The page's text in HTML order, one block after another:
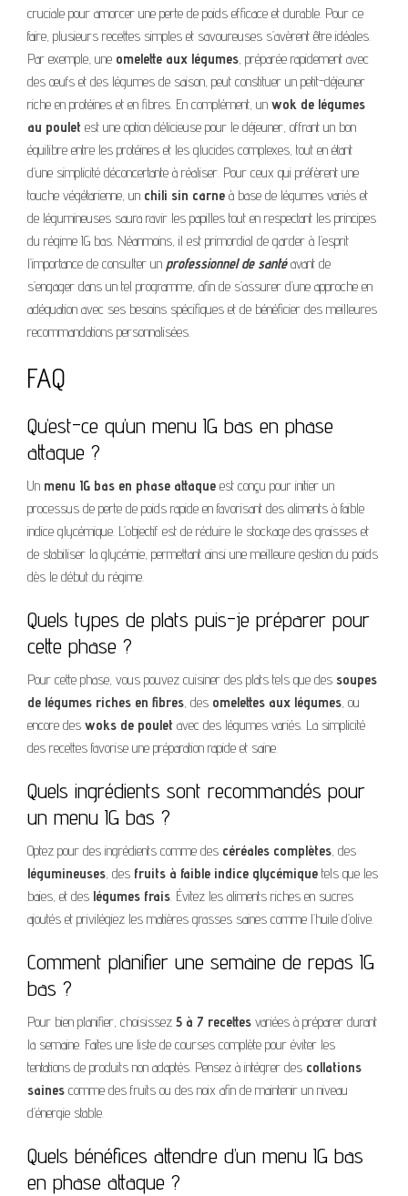
cruciale pour amorcer une perte de poids efficace et durable. Pour ce
faire, plusieurs recettes simples et savoureuses s’avèrent être idéales.
Par exemple, une omelette aux légumes, préparée rapidement avec
des œufs et des légumes de saison, peut constituer un petit-déjeuner
riche en protéines et en fibres. En complément, un wok de légumes
au poulet est une option délicieuse pour le déjeuner, offrant un bon
équilibre entre les protéines et les glucides complexes, tout en étant
d’une simplicité déconcertante à réaliser. Pour ceux qui préfèrent une
touche végétarienne, un chili sin carne à base de légumes variés et
de légumineuses saura ravir les papilles tout en respectant les principes
du régime IG bas. Néanmoins, il est primordial de garder à l’esprit
l’importance de consulter un professionnel de santéavant de
s’engager dans un tel programme, afin de s’assurer d’une approche en
adéquation avec ses besoins spécifiques et de bénéficier des meilleures
recommandations personnalisées.
FAQ
Qu’est-ce qu’un menu IG bas en phase
attaque ?
Un menu IG bas en phase attaque est conçu pour initier un
processus de perte de poids rapide en favorisant des aliments à faible
indice glycémique. L’objectif est de réduire le stockage des graisses et
de stabiliser la glycémie, permettant ainsi une meilleure gestion du poids
dès le début du régime.
Quels types de plats puis-je préparer pour
cette phase ?
Pour cette phase, vous pouvez cuisiner des plats tels que des soupes
de légumes riches en fibres, des omelettes aux légumes, ou
encore des woks de poulet avec des légumes variés. La simplicité
des recettes favorise une préparation rapide et saine.
Quels ingrédients sont recommandés pour
un menu IG bas ?
Optez pour des ingrédients comme des céréales complètes, des
légumineuses, des fruits à faible indice glycémique tels que les
baies, et des légumes frais. Évitez les aliments riches en sucres
ajoutés et privilégiez les matières grasses saines comme l’huile d’olive.
Comment planifier une semaine de repas IG
bas ?
Pour bien planifier, choisissez 5 à 7 recettes variées à préparer durant
la semaine. Faites une liste de courses complète pour éviter les
tentations de produits non adaptés. Pensez à intégrer des collations
saines comme des fruits ou des noix afin de maintenir un niveau
d’énergie stable.
Quels bénéfices attendre d’un menu IG bas
en phase attaque ?